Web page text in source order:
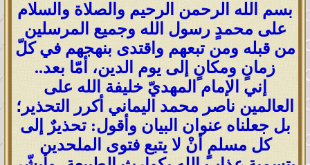
بسم الله الرحمن الرحيم والصلاة والسلام
على محمدٍ رسول الله وجميع المرسلين
من قبله ومن تبعهم واقتدى بنهجهم في كلّ
زمانٍ ومكانٍ إلى يوم الدين، أمّا بعد..
إني الإمام المهديّ خليفة الله على
العالمين ناصر محمد اليماني أكرر التحذير؛
بل جعلناه عنوان البيان وأقول:تحذيرٌ إلى
كل مسلمٍ أنْ لا يتبع فتوى الملحدين